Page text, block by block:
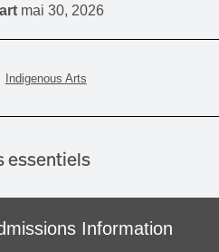
mai 30, 2026
Indigenous Arts
essentiels
Information